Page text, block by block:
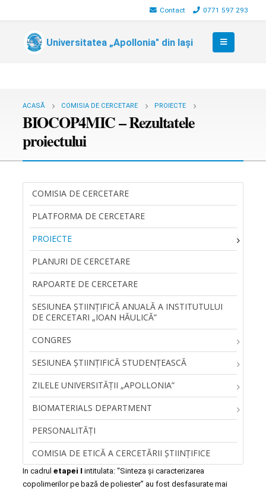
Contact 0771 597 293
Universitatea „Apollonia" din Iași
ACASĂ COMISIA DE CERCETARE PROIECTE
BIOCOP4MIC – Rezultatele
proiectului
COMISIA DE CERCETARE
PLATFORMA DE CERCETARE
PROIECTE
PLANURI DE CERCETARE
RAPOARTE DE CERCETARE
SESIUNEA ŞTIINŢIFICĂ ANUALĂ A INSTITUTULUI
DE CERCETARI „IOAN HĂULICĂ”
CONGRES
SESIUNEA ȘTIINȚIFICĂ STUDENȚEASCĂ
ZILELE UNIVERSITĂŢII „APOLLONIA”
BIOMATERIALS DEPARTMENT
PERSONALITĂŢI
COMISIA DE ETICĂ A CERCETĂRII ȘTIINȚIFICE
In cadrul etapei I intitulata: “Sinteza și caracterizarea
copolimerilor pe bază de poliester” au fost desfasurate mai